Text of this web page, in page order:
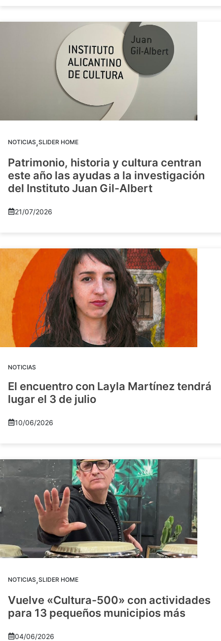
NOTICIAS,SLIDER HOME
Patrimonio, historia y cultura centran
este año las ayudas a la investigación
del Instituto Juan Gil-Albert
21/07/2026
NOTICIAS
El encuentro con Layla Martínez tendrá
lugar el 3 de julio
10/06/2026
NOTICIAS,SLIDER HOME
Vuelve «Cultura-500» con actividades
para 13 pequeños municipios más
04/06/2026